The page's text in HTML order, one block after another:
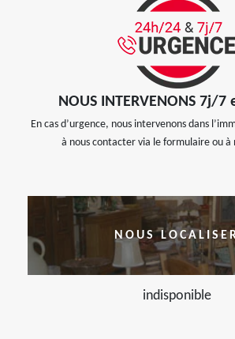
NOUS INTERVENONS 7j/
En cas d’urgence, nous intervenons dans
à nous contacter via le formulaire ou à
NOUS
indisponible